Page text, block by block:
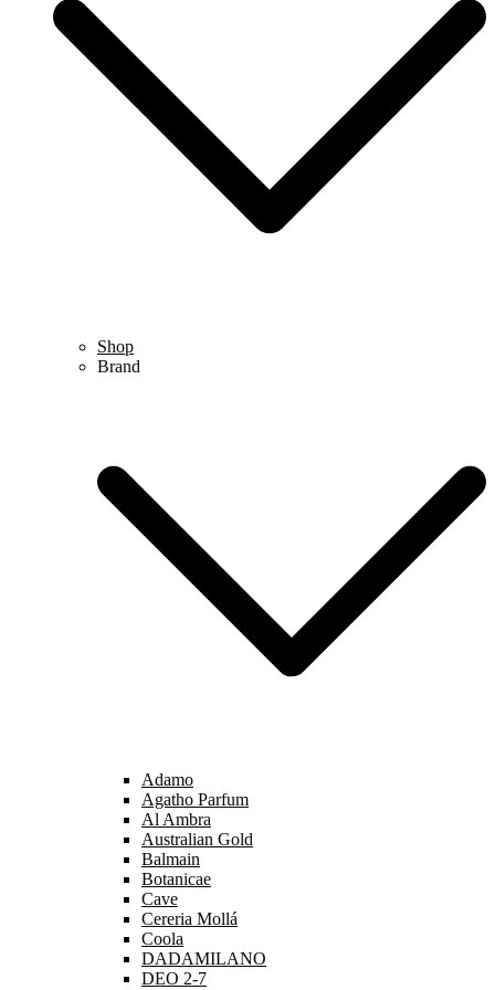
Shop
Brand
Adamo
Agatho Parfum
Al Ambra
Australian Gold
Balmain
Botanicae
Cave
Cereria Mollá
Coola
DADAMILANO
DEO 2-7